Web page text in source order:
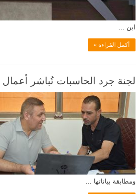
ابن …
أكمل القراءة »
لجنة جرد الحاسبات تُباشر أعمال
ومطابقة بياناتها …